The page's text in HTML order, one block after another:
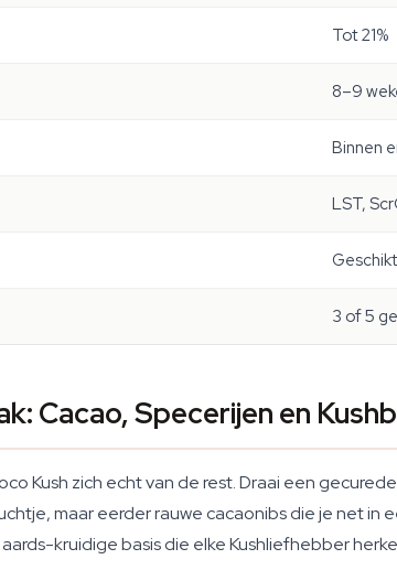
Tot 21%
8–9
Binnen
LST,
3 of 5
Cacao, Specerijen en
Kush zich echt van de rest. Draai een
maar eerder rauwe cacaonibs die je net in
kruidige basis die elke Kushliefhebber